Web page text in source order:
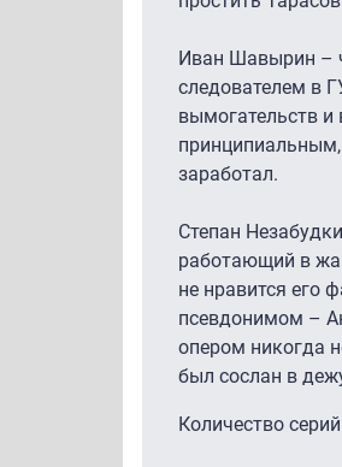
Иван Шавырин –
следователем в
вымогательств и
принципиальным,
заработал.
Степан
работающий в
не нравится его
псевдонимом –
опером никогда
был сослан в
Количество